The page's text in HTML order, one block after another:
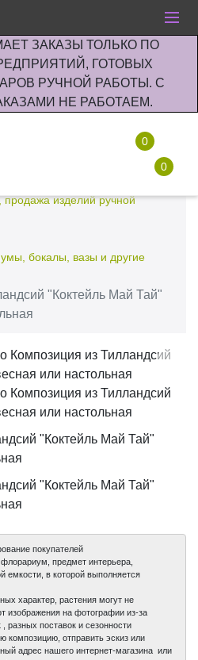
ЗАКАЗЫ ТОЛЬКО ПО
ГОТОВЫХ
РУЧНОЙ РАБОТЫ. С
НЕ РАБОТАЕМ.
0
0
изделий ручной
бокалы, вазы и другие
"Коктейль Май Тай"
покупателей
предмет интерьера,
емкости, в которой выполняется
характер, растения могут не
изображения на фотографии из-за
разных поставок и сезонности
композицию, отправить эскиз или
адрес нашего интернет-магазина или